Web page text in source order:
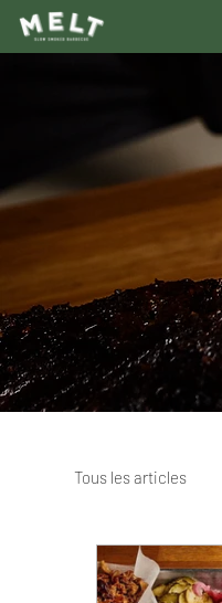
Tous les articles